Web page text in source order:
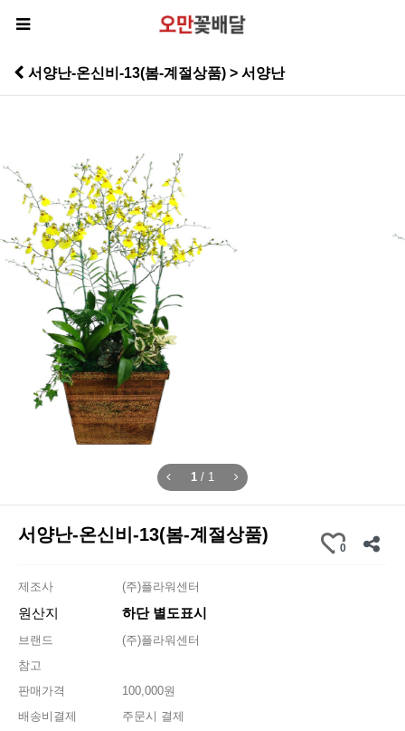
서양난-온신비-13(봄-계절상품) > 서양난
1 / 1
서양난-온신비-13(봄-계절상품)
0
제조사 (주)플라워센터
원산지 하단 별도표시
브랜드
(주)플라워센터
참고
판매가격
100,000원
배송비결제
주문시 결제